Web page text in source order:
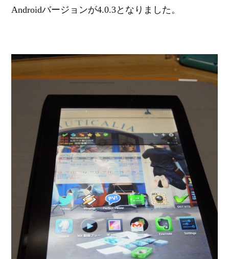
Androidバージョンが4.0.3となりました。